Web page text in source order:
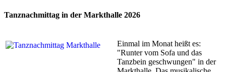
Tanznachmittag in der Markthalle 2026
Einmal im Monat heißt es:
"Runter vom Sofa und das
Tanzbein geschwungen" in der